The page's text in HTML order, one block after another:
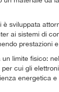
sviluppata
ai sistemi di
prestazioni
limite fisico:
cui gli
energetica